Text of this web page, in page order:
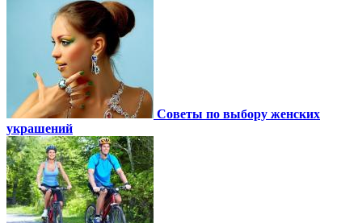
Советы по выбору женских
украшений